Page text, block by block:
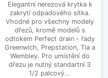
Elegantní nerezová krytka k
zakrytí odpadového sítka.
Vhodné pro všechny modely
dřezů, kromě modelů s
odtokem Perfect drain - řady
Greenwich, Prepstation, Tia a
Wembley. Pro umístění do
dřezu je nutný standartní 3
1/2 palcový...